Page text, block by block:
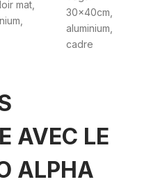
mat
30x40cm
aluminium
cadre
AVEC LE
ALPHA